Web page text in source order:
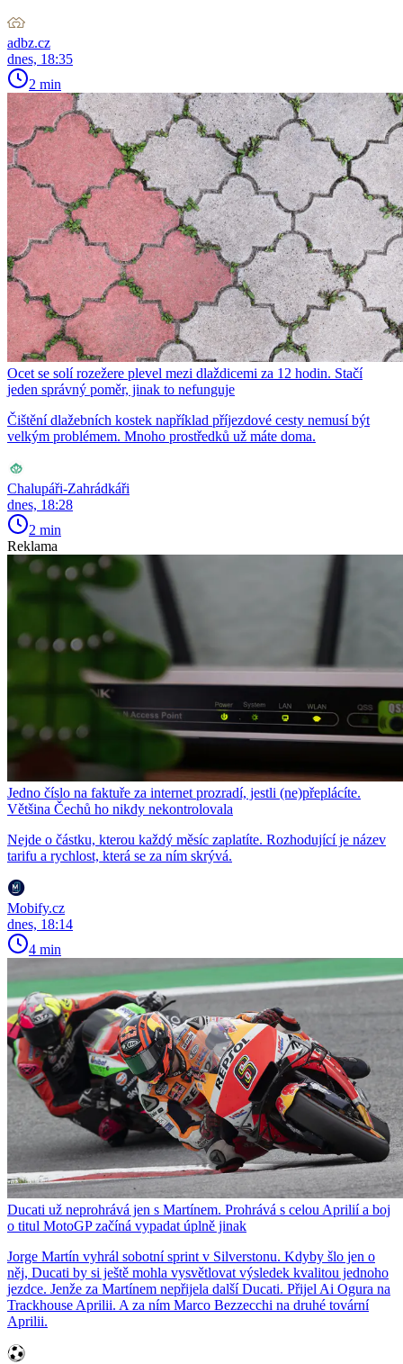
adbz.cz
dnes, 18:35
2 min
Ocet se solí rozežere plevel mezi dlaždicemi za 12 hodin. Stačí
jeden správný poměr, jinak to nefunguje
Čištění dlažebních kostek například příjezdové cesty nemusí být
velkým problémem. Mnoho prostředků už máte doma.
Chalupáři-Zahrádkáři
dnes, 18:28
2 min
Reklama
Jedno číslo na faktuře za internet prozradí, jestli (ne)přeplácíte.
Většina Čechů ho nikdy nekontrolovala
Nejde o částku, kterou každý měsíc zaplatíte. Rozhodující je název
tarifu a rychlost, která se za ním skrývá.
Mobify.cz
dnes, 18:14
4 min
Ducati už neprohrává jen s Martínem. Prohrává s celou Aprilií a boj
o titul MotoGP začíná vypadat úplně jinak
Jorge Martín vyhrál sobotní sprint v Silverstonu. Kdyby šlo jen o
něj, Ducati by si ještě mohla vysvětlovat výsledek kvalitou jednoho
jezdce. Jenže za Martínem nepřijela další Ducati. Přijel Ai Ogura na
Trackhouse Aprilii. A za ním Marco Bezzecchi na druhé tovární
Aprilii.